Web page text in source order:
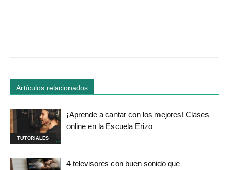
Artículos relacionados
TUTORIALES
¡Aprende a cantar con los mejores! Clases
online en la Escuela Erizo
4 televisores con buen sonido que